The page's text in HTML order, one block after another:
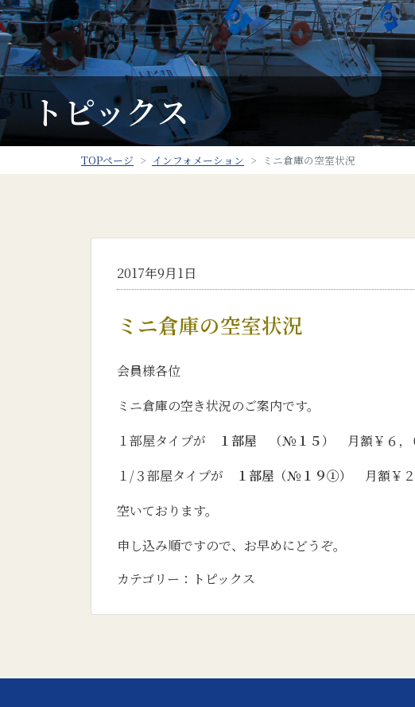
トピックス
TOPページ インフォメーション ミニ倉庫の空室状況
2017年9月1日
ミニ倉庫の空室状況
会員様各位
ミニ倉庫の空き状況のご案内です。
１部屋タイプが
１部屋 （№１５）
月額￥６，
１/３部屋タイプが
１部屋（№１９①） 月額￥
空いております。
申し込み順ですので、お早めにどうぞ。
カテゴリー： トピックス